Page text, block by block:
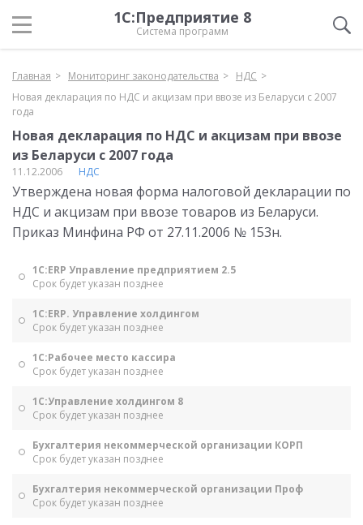
1С:Предприятие 8
Система программ
Главная Мониторинг законодательства
НДС
Новая декларация по НДС и акцизам при ввозе из Беларуси с 2007
года
Новая декларация по НДС и акцизам при ввозе
из Беларуси с 2007 года
11.12.2006 НДС
Утверждена новая форма налоговой декларации по
НДС и акцизам при ввозе товаров из Беларуси.
Приказ Минфина РФ от 27.11.2006 № 153н.
1С:ERP Управление предприятием 2.5
Срок будет указан позднее
1С:ERP. Управление холдингом
Срок будет указан позднее
1С:Рабочее место кассира
Срок будет указан позднее
1С:Управление холдингом 8
Срок будет указан позднее
Бухгалтерия некоммерческой организации КОРП
Срок будет указан позднее
Бухгалтерия некоммерческой организации Проф
Срок будет указан позднее